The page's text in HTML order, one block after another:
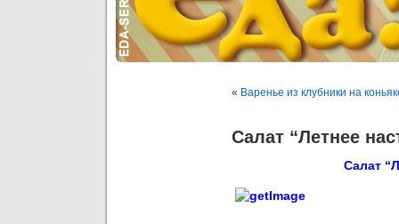
« Варенье из клубники на
Салат “Летнее
Салат